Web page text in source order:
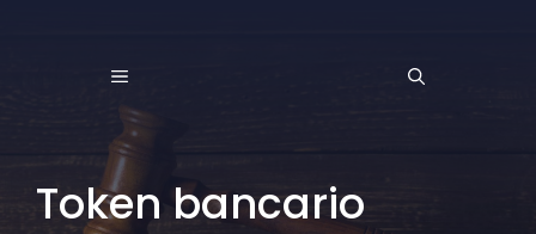
MENÚ
Token bancario